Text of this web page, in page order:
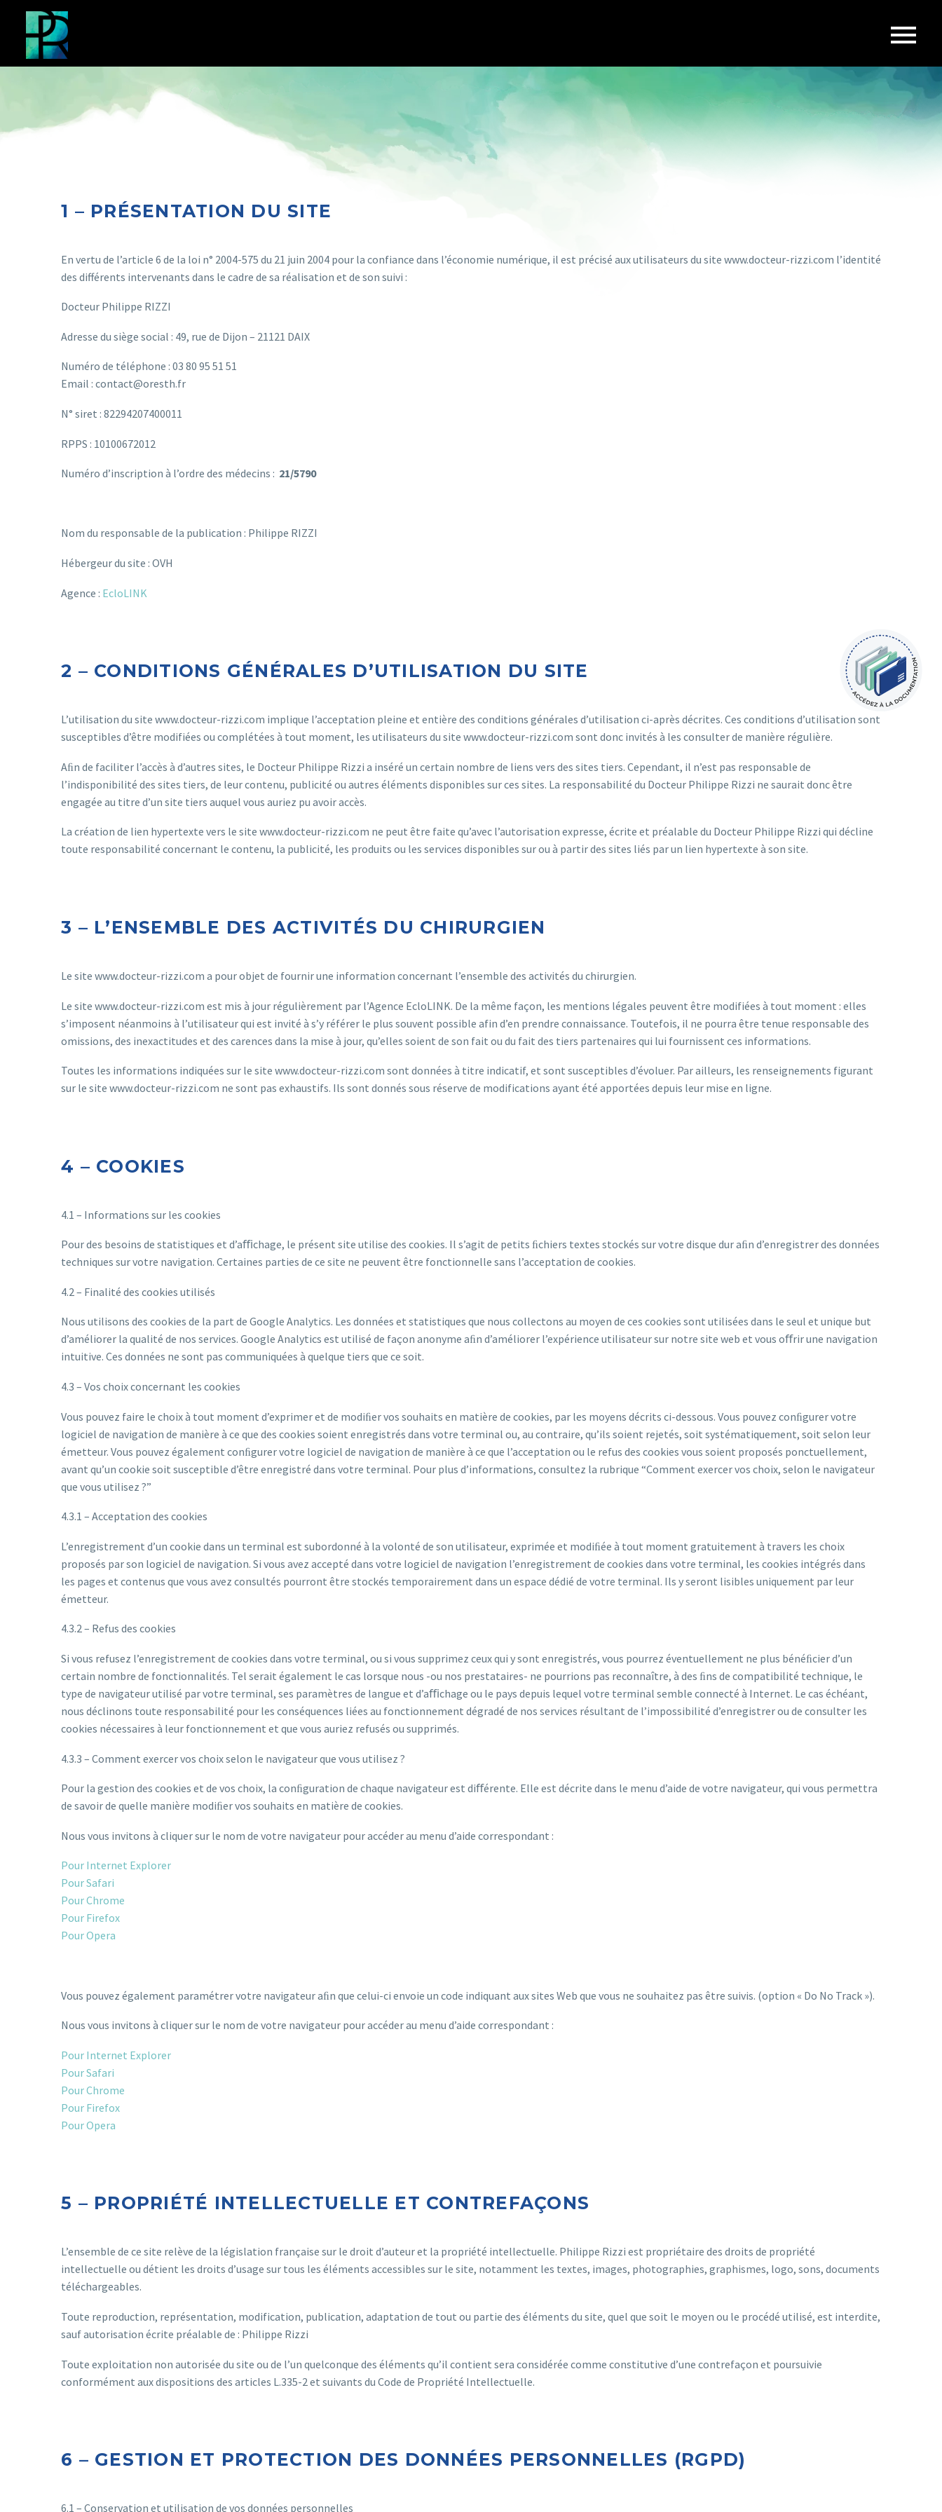
1 – PRÉSENTATION DU SITE
En vertu de l’article 6 de la loi n° 2004-575 du 21 juin 2004 pour la confiance dans l’économie numérique, il est précisé aux utilisateurs du site www.docteur-rizzi.com l’identité
des différents intervenants dans le cadre de sa réalisation et de son suivi :
Docteur Philippe RIZZI
Adresse du siège social : 49, rue de Dijon – 21121 DAIX
Numéro de téléphone : 03 80 95 51 51
Email : contact@oresth.fr
N° siret : 82294207400011
RPPS : 10100672012
Numéro d’inscription à l’ordre des médecins : 21/5790
Nom du responsable de la publication : Philippe RIZZI
Hébergeur du site : OVH
Agence : EcloLINK
2 – CONDITIONS GÉNÉRALES D’UTILISATION DU SITE
L’utilisation du site www.docteur-rizzi.com implique l’acceptation pleine et entière des conditions générales d’utilisation ci-après décrites. Ces conditions d’utilisation sont
susceptibles d’être modifiées ou complétées à tout moment, les utilisateurs du site www.docteur-rizzi.com sont donc invités à les consulter de manière régulière.
Aﬁn de faciliter l’accès à d’autres sites, le Docteur Philippe Rizzi a inséré un certain nombre de liens vers des sites tiers. Cependant, il n’est pas responsable de
l’indisponibilité des sites tiers, de leur contenu, publicité ou autres éléments disponibles sur ces sites. La responsabilité du Docteur Philippe Rizzi ne saurait donc être
engagée au titre d’un site tiers auquel vous auriez pu avoir accès.
La création de lien hypertexte vers le site www.docteur-rizzi.com ne peut être faite qu’avec l’autorisation expresse, écrite et préalable du Docteur Philippe Rizzi qui décline
toute responsabilité concernant le contenu, la publicité, les produits ou les services disponibles sur ou à partir des sites liés par un lien hypertexte à son site.
3 – L’ENSEMBLE DES ACTIVITÉS DU CHIRURGIEN
Le site www.docteur-rizzi.com a pour objet de fournir une information concernant l’ensemble des activités du chirurgien.
Le site www.docteur-rizzi.com est mis à jour régulièrement par l’Agence EcloLINK. De la même façon, les mentions légales peuvent être modifiées à tout moment : elles
s’imposent néanmoins à l’utilisateur qui est invité à s’y référer le plus souvent possible afin d’en prendre connaissance. Toutefois, il ne pourra être tenue responsable des
omissions, des inexactitudes et des carences dans la mise à jour, qu’elles soient de son fait ou du fait des tiers partenaires qui lui fournissent ces informations.
Toutes les informations indiquées sur le site www.docteur-rizzi.com sont données à titre indicatif, et sont susceptibles d’évoluer. Par ailleurs, les renseignements figurant
sur le site www.docteur-rizzi.com ne sont pas exhaustifs. Ils sont donnés sous réserve de modifications ayant été apportées depuis leur mise en ligne.
4 – COOKIES
4.1 – Informations sur les cookies
Pour des besoins de statistiques et d’aﬃchage, le présent site utilise des cookies. Il s’agit de petits ﬁchiers textes stockés sur votre disque dur aﬁn d’enregistrer des données
techniques sur votre navigation. Certaines parties de ce site ne peuvent être fonctionnelle sans l’acceptation de cookies.
4.2 – Finalité des cookies utilisés
Nous utilisons des cookies de la part de Google Analytics. Les données et statistiques que nous collectons au moyen de ces cookies sont utilisées dans le seul et unique but
d’améliorer la qualité de nos services. Google Analytics est utilisé de façon anonyme aﬁn d’améliorer l’expérience utilisateur sur notre site web et vous oﬀrir une navigation
intuitive. Ces données ne sont pas communiquées à quelque tiers que ce soit.
4.3 – Vos choix concernant les cookies
Vous pouvez faire le choix à tout moment d’exprimer et de modiﬁer vos souhaits en matière de cookies, par les moyens décrits ci-dessous. Vous pouvez conﬁgurer votre
logiciel de navigation de manière à ce que des cookies soient enregistrés dans votre terminal ou, au contraire, qu’ils soient rejetés, soit systématiquement, soit selon leur
émetteur. Vous pouvez également conﬁgurer votre logiciel de navigation de manière à ce que l’acceptation ou le refus des cookies vous soient proposés ponctuellement,
avant qu’un cookie soit susceptible d’être enregistré dans votre terminal. Pour plus d’informations, consultez la rubrique “Comment exercer vos choix, selon le navigateur
que vous utilisez ?”
4.3.1 – Acceptation des cookies
L’enregistrement d’un cookie dans un terminal est subordonné à la volonté de son utilisateur, exprimée et modiﬁée à tout moment gratuitement à travers les choix
proposés par son logiciel de navigation. Si vous avez accepté dans votre logiciel de navigation l’enregistrement de cookies dans votre terminal, les cookies intégrés dans
les pages et contenus que vous avez consultés pourront être stockés temporairement dans un espace dédié de votre terminal. Ils y seront lisibles uniquement par leur
émetteur.
4.3.2 – Refus des cookies
Si vous refusez l’enregistrement de cookies dans votre terminal, ou si vous supprimez ceux qui y sont enregistrés, vous pourrez éventuellement ne plus bénéﬁcier d’un
certain nombre de fonctionnalités. Tel serait également le cas lorsque nous -ou nos prestataires- ne pourrions pas reconnaître, à des ﬁns de compatibilité technique, le
type de navigateur utilisé par votre terminal, ses paramètres de langue et d’aﬃchage ou le pays depuis lequel votre terminal semble connecté à Internet. Le cas échéant,
nous déclinons toute responsabilité pour les conséquences liées au fonctionnement dégradé de nos services résultant de l’impossibilité d’enregistrer ou de consulter les
cookies nécessaires à leur fonctionnement et que vous auriez refusés ou supprimés.
4.3.3 – Comment exercer vos choix selon le navigateur que vous utilisez ?
Pour la gestion des cookies et de vos choix, la conﬁguration de chaque navigateur est diﬀérente. Elle est décrite dans le menu d’aide de votre navigateur, qui vous permettra
de savoir de quelle manière modiﬁer vos souhaits en matière de cookies.
Nous vous invitons à cliquer sur le nom de votre navigateur pour accéder au menu d’aide correspondant :
Pour Internet Explorer
Pour Safari
Pour Chrome
Pour Firefox
Pour Opera
Vous pouvez également paramétrer votre navigateur aﬁn que celui-ci envoie un code indiquant aux sites Web que vous ne souhaitez pas être suivis. (option « Do No Track »).
Nous vous invitons à cliquer sur le nom de votre navigateur pour accéder au menu d’aide correspondant :
Pour Internet Explorer
Pour Safari
Pour Chrome
Pour Firefox
Pour Opera
5 – PROPRIÉTÉ INTELLECTUELLE ET CONTREFAÇONS
L’ensemble de ce site relève de la législation française sur le droit d’auteur et la propriété intellectuelle. Philippe Rizzi est propriétaire des droits de propriété
intellectuelle ou détient les droits d’usage sur tous les éléments accessibles sur le site, notamment les textes, images, photographies, graphismes, logo, sons, documents
téléchargeables.
Toute reproduction, représentation, modification, publication, adaptation de tout ou partie des éléments du site, quel que soit le moyen ou le procédé utilisé, est interdite,
sauf autorisation écrite préalable de : Philippe Rizzi
Toute exploitation non autorisée du site ou de l’un quelconque des éléments qu’il contient sera considérée comme constitutive d’une contrefaçon et poursuivie
conformément aux dispositions des articles L.335-2 et suivants du Code de Propriété Intellectuelle.
6 – GESTION ET PROTECTION DES DONNÉES PERSONNELLES (RGPD)
6.1 – Conservation et utilisation de vos données personnelles